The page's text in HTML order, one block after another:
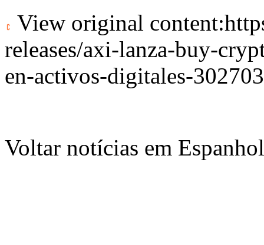
View original content:
releases/axi-lanza-buy-
en-activos-digitales-
Voltar notícias em Espanhol